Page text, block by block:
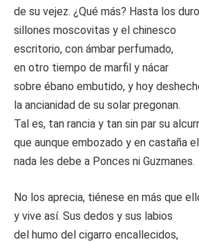
de su vejez. ¿Qué más? Hasta los
sillones moscovitas y el chinesco
escritorio, con ámbar perfumado,
en otro tiempo de marfil y nácar
sobre ébano embutido, y hoy
la ancianidad de su solar pregonan.
Tal es, tan rancia y tan sin par su
que aunque embozado y en castaña
nada les debe a Ponces ni Guzmanes.
No los aprecia, tiénese en más que
y vive así. Sus dedos y sus labios
del humo del cigarro encallecidos,